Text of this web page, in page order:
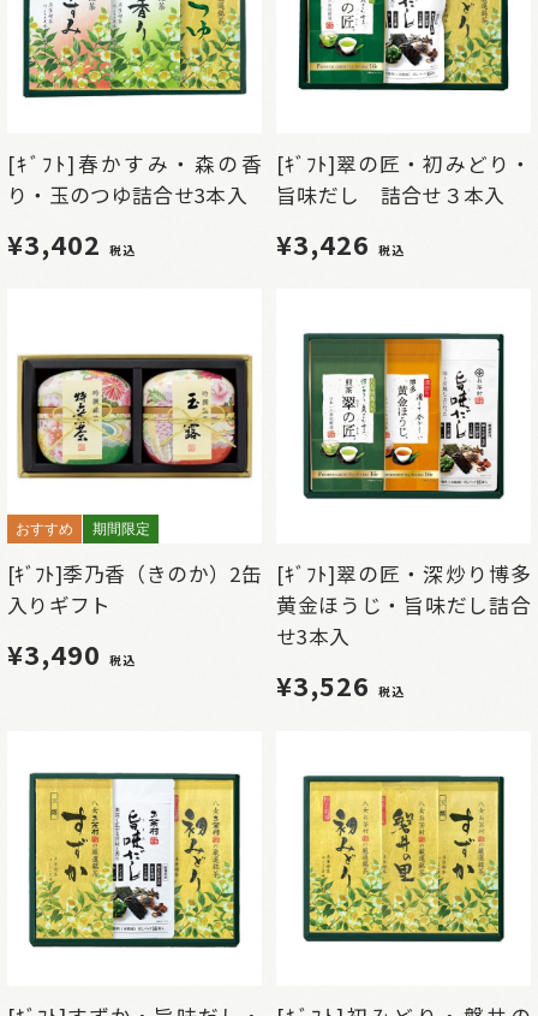
[ｷﾞﾌﾄ]春かすみ・森の香
り・玉のつゆ詰合せ3本入
¥3,402 税込
[ｷﾞﾌﾄ]翠の匠・初みどり・
旨味だし 詰合せ３本入
¥3,426 税込
おすすめ 期間限定
[ｷﾞﾌﾄ]季乃香（きのか）2缶
入りギフト
¥3,490 税込
[ｷﾞﾌﾄ]翠の匠・深炒り博多
黄金ほうじ・旨味だし詰合
せ3本入
¥3,526 税込